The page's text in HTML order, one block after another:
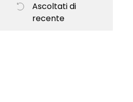
Ascoltati di
recente